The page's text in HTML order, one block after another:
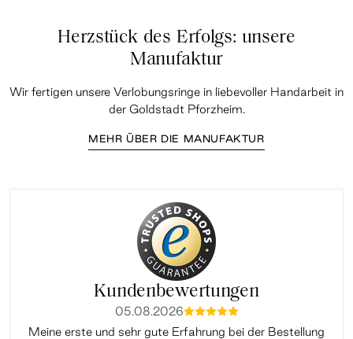
Herzstück des Erfolgs: unsere
Manufaktur
Wir fertigen unsere Verlobungsringe in liebevoller Handarbeit in
der Goldstadt Pforzheim.
MEHR ÜBER DIE MANUFAKTUR
Kundenbewertungen
05.08.2026mmmmm
Meine erste und sehr gute Erfahrung bei der Bestellung